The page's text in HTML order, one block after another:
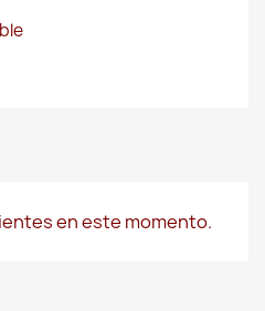
en este momento.